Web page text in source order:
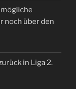
noch über den
in Liga 2.